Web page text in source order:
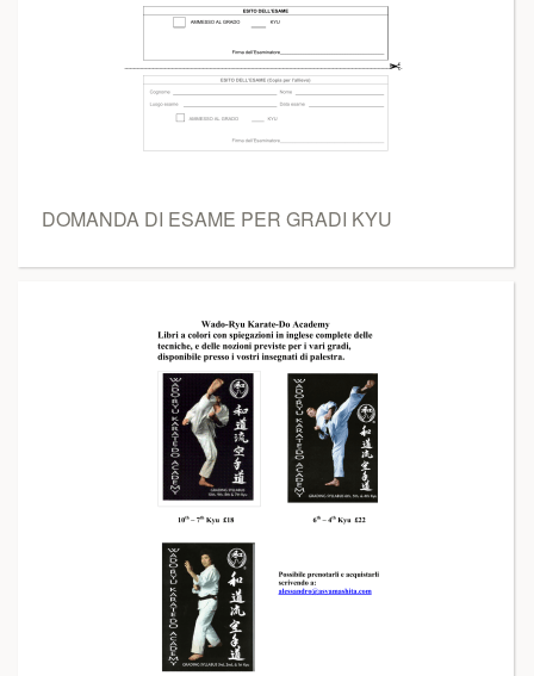
DOMANDA DI ESAME PER GRADI KYU